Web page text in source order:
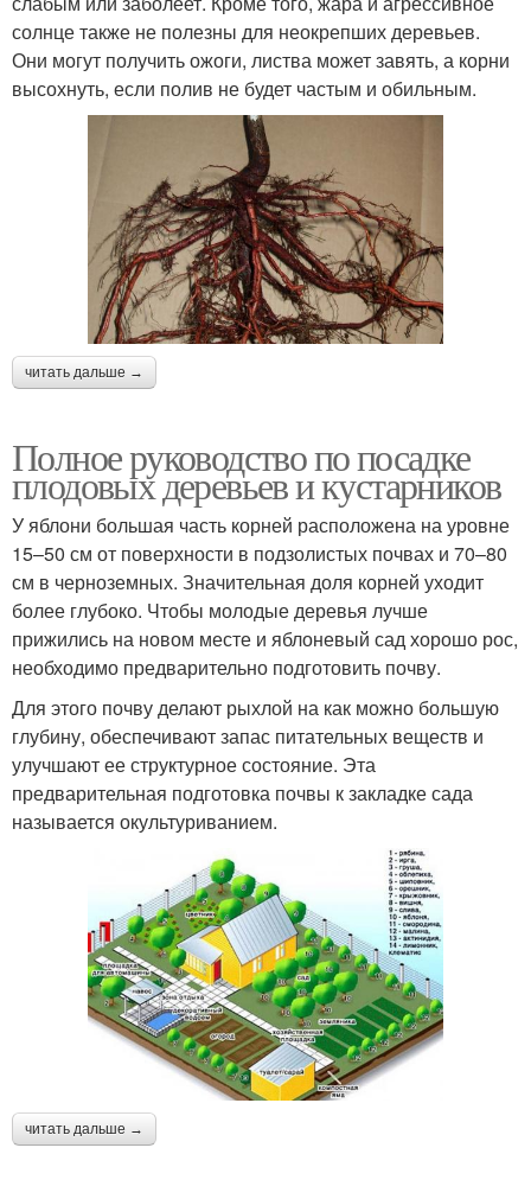
солнце также не полезны для неокрепших деревьев.
Они могут получить ожоги, листва может завять, а корни
высохнуть, если полив не будет частым и обильным.
читать дальше →
Полное руководство по посадке
плодовых деревьев и кустарников
У яблони большая часть корней расположена на уровне
15–50 см от поверхности в подзолистых почвах и 70–80
см в черноземных. Значительная доля корней уходит
более глубоко. Чтобы молодые деревья лучше
прижились на новом месте и яблоневый сад хорошо рос,
необходимо предварительно подготовить почву.
Для этого почву делают рыхлой на как можно большую
глубину, обеспечивают запас питательных веществ и
улучшают ее структурное состояние. Эта
предварительная подготовка почвы к закладке сада
называется окультуриванием.
читать дальше →